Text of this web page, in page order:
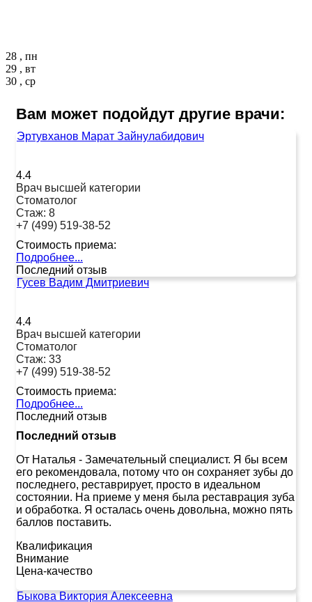
28 , пн
29 , вт
30 , ср
Вам может подойдут другие врачи:
Эртувханов Марат Зайнулабидович
4.4
Врач высшей категории
Стоматолог
Стаж: 8
+7 (499) 519-38-52
Стоимость приема:
Подробнее...
Последний отзыв
Гусев Вадим Дмитриевич
4.4
Врач высшей категории
Стоматолог
Стаж: 33
+7 (499) 519-38-52
Стоимость приема:
Подробнее...
Последний отзыв
Последний отзыв
От Наталья - Замечательный специалист. Я бы всем
его рекомендовала, потому что он сохраняет зубы до
последнего, реставрирует, просто в идеальном
состоянии. На приеме у меня была реставрация зуба
и обработка. Я осталась очень довольна, можно пять
баллов поставить.
Квалификация
Внимание
Цена-качество
Быкова Виктория Алексеевна